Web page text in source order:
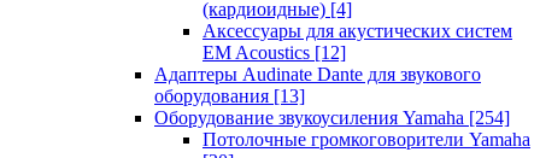
(кардиоидные) [4]
Аксессуары для акустических систем
EM Acoustics [12]
Адаптеры Audinate Dante для звукового
оборудования [13]
Оборудование звукоусиления Yamaha [254]
Потолочные громкоговорители Yamaha